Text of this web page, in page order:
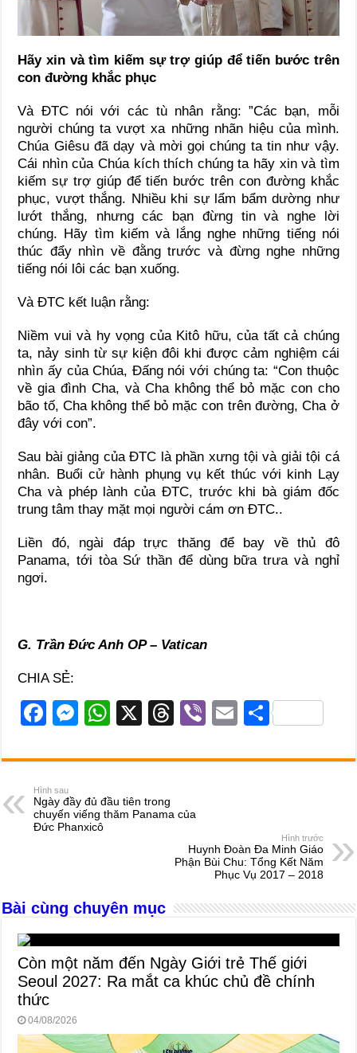
Hãy xin và tìm kiếm sự trợ giúp để tiến bước trên
con đường khắc phục
Và ĐTC nói với các tù nhân rằng: ”Các bạn, mỗi
người chúng ta vượt xa những nhãn hiệu của mình.
Chúa Giêsu đã dạy và mời gọi chúng ta tin như vậy.
Cái nhìn của Chúa kích thích chúng ta hãy xin và tìm
kiếm sự trợ giúp để tiến bước trên con đường khắc
phục, vượt thắng. Nhiều khi sự lẩm bẩm dường như
lướt thắng, nhưng các bạn đừng tin và nghe lời
chúng. Hãy tìm kiếm và lắng nghe những tiếng nói
thúc đẩy nhìn về đằng trước và đừng nghe những
tiếng nói lôi các bạn xuống.
Và ĐTC kết luận rằng:
Niềm vui và hy vọng của Kitô hữu, của tất cả chúng
ta, nảy sinh từ sự kiện đôi khi được cảm nghiệm cái
nhìn ấy của Chúa, Đấng nói với chúng ta: “Con thuộc
về gia đình Cha, và Cha không thể bỏ mặc con cho
bão tố, Cha không thể bỏ mặc con trên đường, Cha ở
đây với con”.
Sau bài giảng của ĐTC là phần xưng tội và giải tội cá
nhân. Buổi cử hành phụng vụ kết thúc với kinh Lạy
Cha và phép lành của ĐTC, trước khi bà giám đốc
trung tâm thay mặt mọi người cám ơn ĐTC..
Liền đó, ngài đáp trực thăng để bay về thủ đô
Panama, tới tòa Sứ thần để dùng bữa trưa và nghỉ
ngơi.
G. Trần Đức Anh OP – Vatican
CHIA SẺ:
F
c
e
b
o
M
ss
n
g
W
at
A
X
T
e
d
Vi
er
E
ail
S
ar
Hình sau
Ngày đầy đủ đầu tiên trong
chuyến viếng thăm Panama của
Đức Phanxicô
Hình trước
Huynh Đoàn Đa Minh Giáo
Phận Bùi Chu: Tổng Kết Năm
Phục Vụ 2017 – 2018
Bài cùng chuyên mục
Còn một năm đến Ngày Giới trẻ Thế giới
Seoul 2027: Ra mắt ca khúc chủ đề chính
thức
04/08/2026